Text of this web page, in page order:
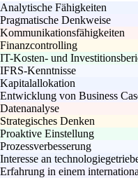
Analytische Fähigkeiten
Pragmatische Denkweise
Kommunikationsfähigkeiten
Finanzcontrolling
IT-Kosten- und
IFRS-Kenntnisse
Kapitalallokation
Entwicklung von Business
Datenanalyse
Strategisches Denken
Proaktive Einstellung
Prozessverbesserung
Interesse an
Erfahrung in einem